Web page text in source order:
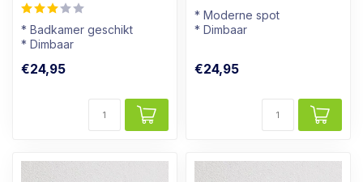
* Badkamer geschikt
* Dimbaar
* Zwart armatuur
€24,95
* Moderne spot
* Dimbaar
€24,95